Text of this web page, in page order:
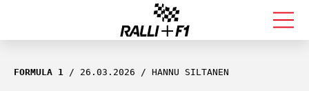
FORMULA 1
FORMULA 1 26.03.2026 HANNU SILTANEN